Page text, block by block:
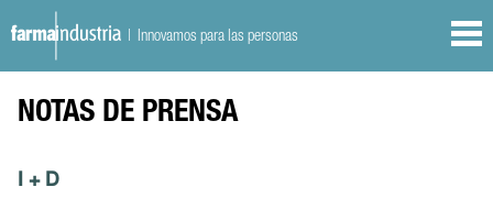
| Innovamos para las personas
NOTAS DE PRENSA
I + D